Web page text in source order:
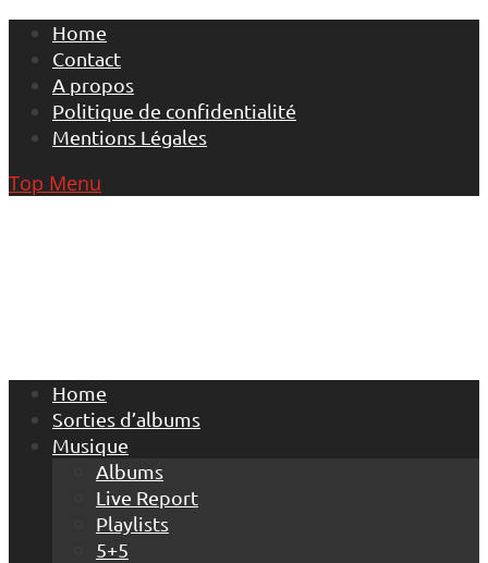
Skip
content
Home
Contact
A propos
Politique de confidentialité
Mentions Légales
Top Menu
Home
Sorties d’albums
Musique
Albums
Live Report
Playlists
5+5